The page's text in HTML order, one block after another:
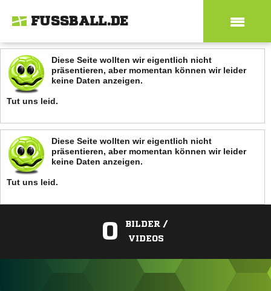
FUSSBALL.DE
Diese Seite wollten wir eigentlich nicht
präsentieren, aber momentan können wir leider
keine Daten anzeigen.
Tut uns leid.
Diese Seite wollten wir eigentlich nicht
präsentieren, aber momentan können wir leider
keine Daten anzeigen.
Tut uns leid.
0
BILDER /
VIDEOS